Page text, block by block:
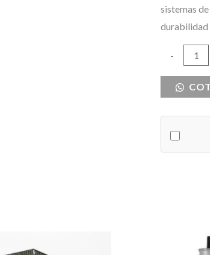
sistemas
durabilidad
-
BREAKER
MCCB
cantidad